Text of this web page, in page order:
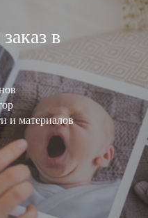
в
и материалов